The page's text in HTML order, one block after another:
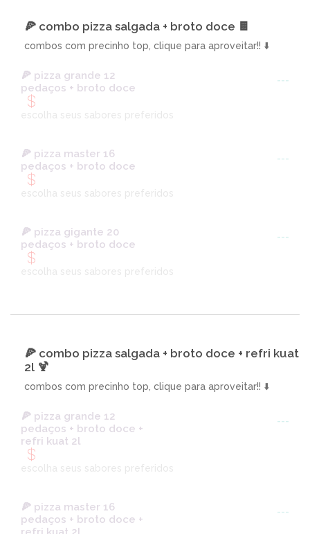
🍕 combo pizza salgada + broto doce 🍫
combos com precinho top, clique para aproveitar!! ⬇️
🍕 pizza grande 12
pedaços + broto doce
---
escolha seus sabores preferidos
🍕 pizza master 16
pedaços + broto doce
---
escolha seus sabores preferidos
🍕 pizza gigante 20
pedaços + broto doce
---
escolha seus sabores preferidos
🍕 combo pizza salgada + broto doce + refri kuat
2l 🍹
combos com precinho top, clique para aproveitar!! ⬇️
🍕 pizza grande 12
pedaços + broto doce +
refri kuat 2l
---
escolha seus sabores preferidos
🍕 pizza master 16
pedaços + broto doce +
---